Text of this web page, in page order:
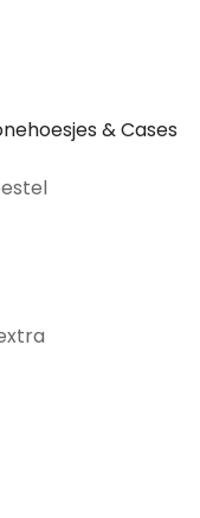
& Cases